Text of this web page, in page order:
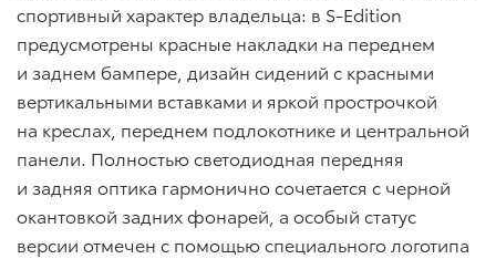
спортивный характер владельца: в S-Edition
предусмотрены красные накладки на переднем
и заднем бампере, дизайн сидений с красными
вертикальными вставками и яркой прострочкой
на креслах, переднем подлокотнике и центральной
панели. Полностью светодиодная передняя
и задняя оптика гармонично сочетается с черной
окантовкой задних фонарей, а особый статус
версии отмечен с помощью специального логотипа